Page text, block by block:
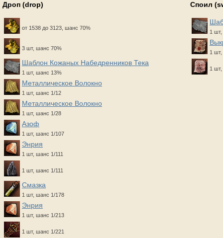
Дроп (drop)
от 1538 до 3123, шанс 70%
3 шт, шанс 70%
Шаблон Кожаных Набедренников Тека
1 шт, шанс 13%
Металлическое Волокно
1 шт, шанс 1/12
Металлическое Волокно
1 шт, шанс 1/28
Азоф
1 шт, шанс 1/107
Энрия
1 шт, шанс 1/111
1 шт, шанс 1/111
Смазка
1 шт, шанс 1/178
Энрия
1 шт, шанс 1/213
1 шт, шанс 1/221
Споил
1
1
1